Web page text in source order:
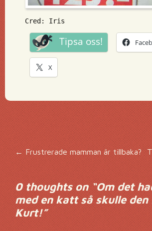
Cred: Iris
Tipsa oss!
X
←Frustrerade mamman är tillbaka?
0 thoughts on “Om det
med en katt så skulle
Kurt!”